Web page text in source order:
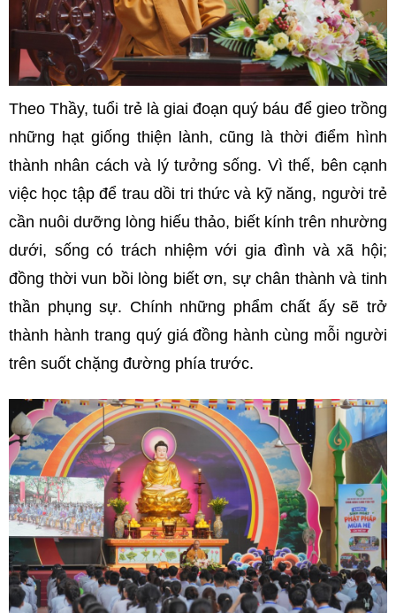
Theo Thầy, tuổi trẻ là giai đoạn quý báu để gieo trồng
những hạt giống thiện lành, cũng là thời điểm hình
thành nhân cách và lý tưởng sống. Vì thế, bên cạnh
việc học tập để trau dồi tri thức và kỹ năng, người trẻ
cần nuôi dưỡng lòng hiếu thảo, biết kính trên nhường
dưới, sống có trách nhiệm với gia đình và xã hội;
đồng thời vun bồi lòng biết ơn, sự chân thành và tinh
thần phụng sự. Chính những phẩm chất ấy sẽ trở
thành hành trang quý giá đồng hành cùng mỗi người
trên suốt chặng đường phía trước.